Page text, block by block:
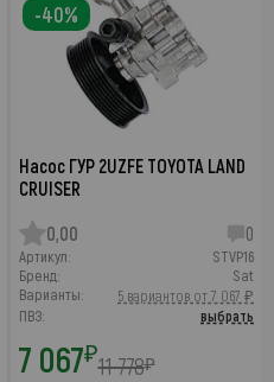
Насос ГУР 2UZFE TOYOTA LAND
CRUISER
0,00
0
Артикул:
STVP16
Бренд:
Sat
Варианты:
5 вариантов от 7 067 ₽
ПВЗ:
выбрать
7 067₽11 778₽
-40%